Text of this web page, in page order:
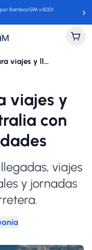
BambooSIM x KDDI ›
Guía eSIM para viajes y llegadas a Australia con múltiples ciudades
viajes y
con
viajes
y jornadas